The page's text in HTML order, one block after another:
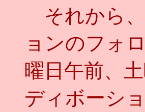
それから、
ョンのフォ
曜日午前、
ディボーシ